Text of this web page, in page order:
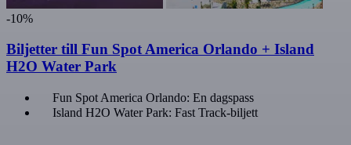
-10%
Biljetter till Fun Spot America Orlando + Island
H2O Water Park
Fun Spot America Orlando: En dagspass
Island H2O Water Park: Fast Track-biljett